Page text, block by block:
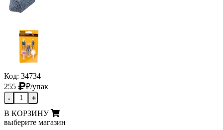
Код: 34734
255
₽/упак
- +
В КОРЗИНУ
выберите магазин